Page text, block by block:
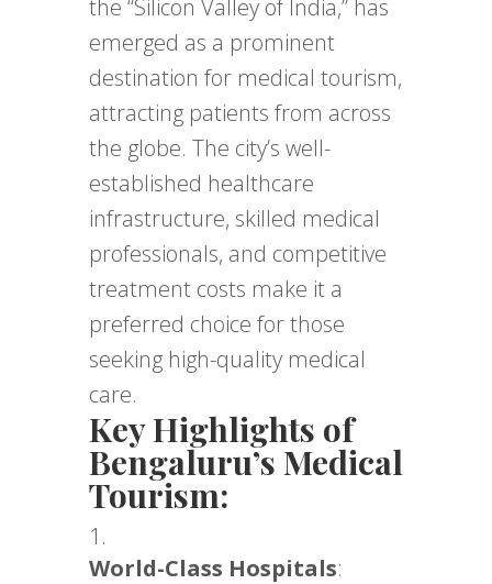
the “Silicon Valley of India,” has
emerged as a prominent
destination for medical tourism,
attracting patients from across
the globe. The city’s well-
established healthcare
infrastructure, skilled medical
professionals, and competitive
treatment costs make it a
preferred choice for those
seeking high-quality medical
care.
Key Highlights of
Bengaluru’s Medical
Tourism:
World-Class Hospitals: